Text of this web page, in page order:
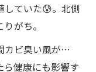
していた😰。北側
がち。
カビ臭い風が…
ら健康にも影響す